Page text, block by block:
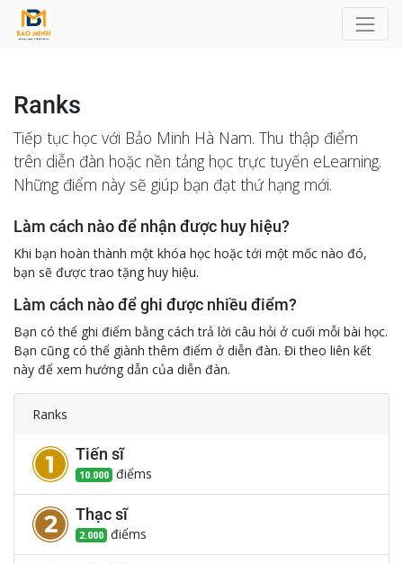
Ranks
Tiếp tục học với Bảo Minh Hà Nam. Thu thập điểm
trên diễn đàn hoặc nền tảng học trực tuyến eLearning.
Những điểm này sẽ giúp bạn đạt thứ hạng mới.
Làm cách nào để nhận được huy hiệu?
Khi bạn hoàn thành một khóa học hoặc tới một mốc nào đó,
bạn sẽ được trao tặng huy hiệu.
Làm cách nào để ghi được nhiều điểm?
Bạn có thể ghi điểm bằng cách trả lời câu hỏi ở cuối mỗi bài học.
Bạn cũng có thể giành thêm điểm ở diễn đàn. Đi theo liên kết
này để xem hướng dẫn của diễn đàn.
Ranks
Tiến sĩ
10.000 điểms
Thạc sĩ
2.000 điểms